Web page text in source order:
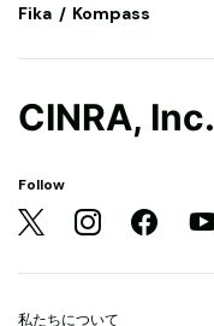
Fika Kompass
CINRA, Inc.
Follow
私たちについて